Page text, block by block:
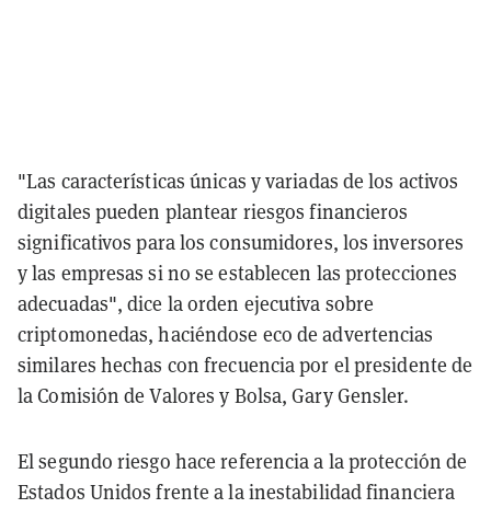
"Las características únicas y variadas de los activos
digitales pueden plantear riesgos financieros
significativos para los consumidores, los inversores
y las empresas si no se establecen las protecciones
adecuadas", dice la orden ejecutiva sobre
criptomonedas, haciéndose eco de advertencias
similares hechas con frecuencia por el presidente de
la Comisión de Valores y Bolsa, Gary Gensler.
El segundo riesgo hace referencia a la protección de
Estados Unidos frente a la inestabilidad financiera